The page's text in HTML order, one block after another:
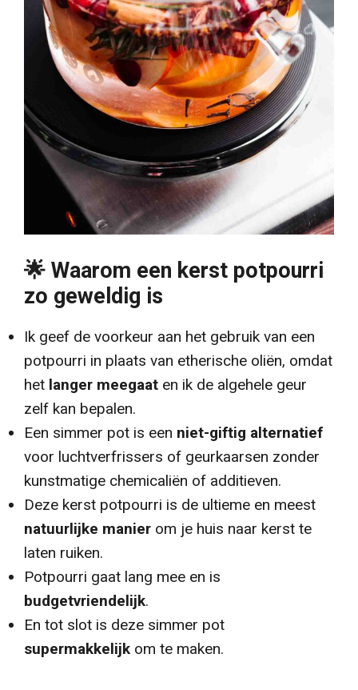
🌟 Waarom een kerst potpourri
zo geweldig is
Ik geef de voorkeur aan het gebruik van een
potpourri in plaats van etherische oliën, omdat
het langer meegaat en ik de algehele geur
zelf kan bepalen.
Een simmer pot is een niet-giftig alternatief
voor luchtverfrissers of geurkaarsen zonder
kunstmatige chemicaliën of additieven.
Deze kerst potpourri is de ultieme en meest
natuurlijke manier om je huis naar kerst te
laten ruiken.
Potpourri gaat lang mee en is
budgetvriendelijk.
En tot slot is deze simmer pot
supermakkelijk om te maken.